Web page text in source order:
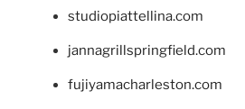
studiopiattellina.com
jannagrillspringfield.com
fujiyamacharleston.com